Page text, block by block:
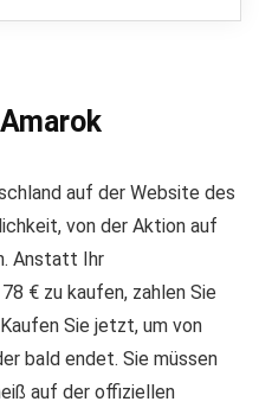
auf der Website des
von der Aktion auf
Anstatt Ihr
€ zu kaufen, zahlen Sie
Sie jetzt, um von
bald endet. Sie müssen
auf der offiziellen